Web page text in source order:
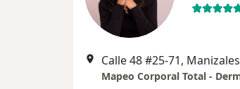
Calle 48 #25-71, Manizales